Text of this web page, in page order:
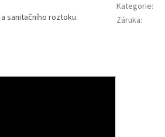
sanitačního roztoku.
Kategorie:
Záruka: